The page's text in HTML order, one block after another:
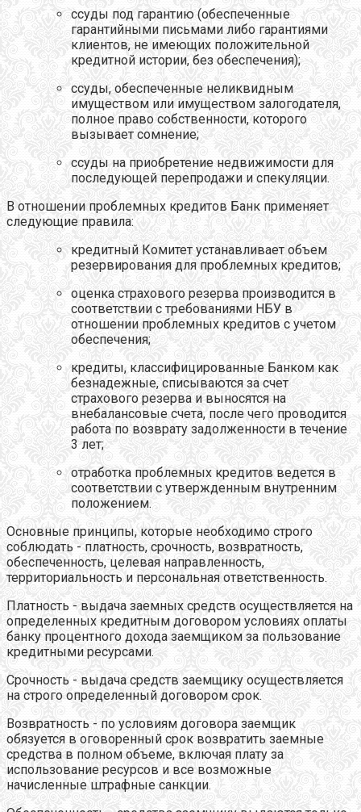
ссуды под гарантию (обеспеченные
гарантийными письмами либо гарантиями
клиентов, не имеющих положительной
кредитной истории, без обеспечения);
ссуды, обеспеченные неликвидным
имуществом или имуществом залогодателя,
полное право собственности, которого
вызывает сомнение;
ссуды на приобретение недвижимости для
последующей перепродажи и спекуляции.
В отношении проблемных кредитов Банк применяет
следующие правила:
кредитный Комитет устанавливает объем
резервирования для проблемных кредитов;
оценка страхового резерва производится в
соответствии с требованиями НБУ в
отношении проблемных кредитов с учетом
обеспечения;
кредиты, классифицированные Банком как
безнадежные, списываются за счет
страхового резерва и выносятся на
внебалансовые счета, после чего проводится
работа по возврату задолженности в течение
3 лет;
отработка проблемных кредитов ведется в
соответствии с утвержденным внутренним
положением.
Основные принципы, которые необходимо строго
соблюдать - платность, срочность, возвратность,
обеспеченность, целевая направленность,
территориальность и персональная ответственность.
Платность - выдача заемных средств осуществляется на
определенных кредитным договором условиях оплаты
банку процентного дохода заемщиком за пользование
кредитными ресурсами.
Срочность - выдача средств заемщику осуществляется
на строго определенный договором срок.
Возвратность - по условиям договора заемщик
обязуется в оговоренный срок возвратить заемные
средства в полном объеме, включая плату за
использование ресурсов и все возможные
начисленные штрафные санкции.